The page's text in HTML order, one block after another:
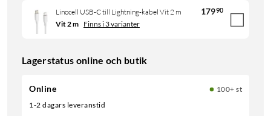
Linocell USB-C till Lightning-kabel Vit 2 m 17990
Vit 2 m Finns i 3 varianter
Lagerstatus online och butik
Online
100+ st
1-2 dagars leveranstid